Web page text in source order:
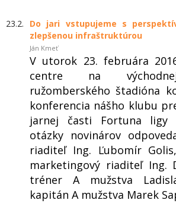
23.2.
Do jari vstupujeme s
zlepšenou infraštruktúrou
Ján Kmeť
V utorok 23. februára
centre na
ružomberského štadióna
konferencia nášho klubu
jarnej časti Fortuna ligy
otázky novinárov
riaditeľ Ing. Ľubomír
marketingový riaditeľ Ing.
tréner A mužstva
kapitán A mužstva Marek